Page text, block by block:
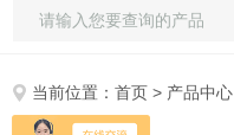
当前位置：首页 > 产品中心